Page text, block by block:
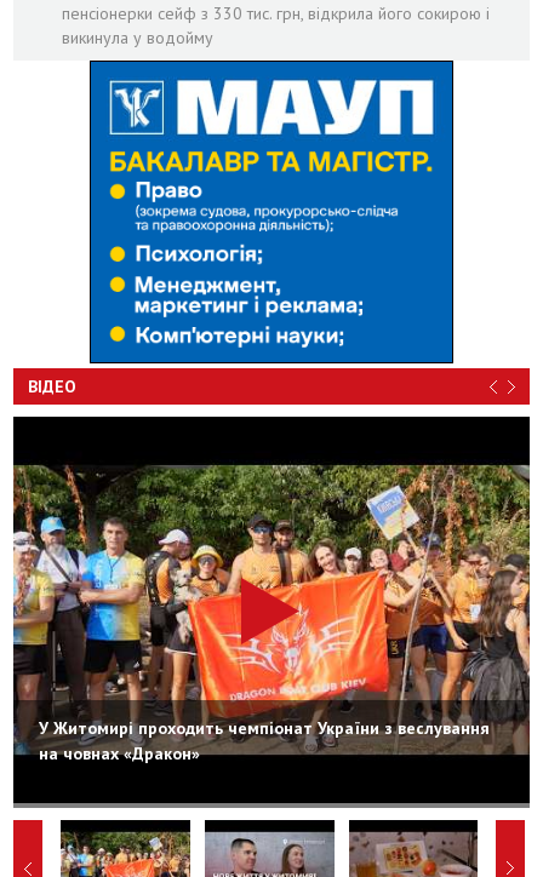
пенсіонерки сейф з 330 тис. грн, відкрила його сокирою і
викинула у водойму
ВІДЕО
У Житомирі проходить чемпіонат України з веслування
на човнах «Дракон»